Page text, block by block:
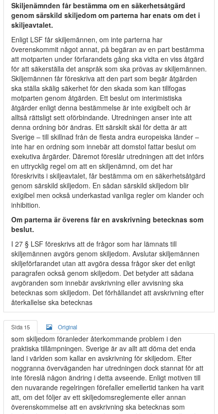
Skiljenämnden får bestämma om en säkerhetsåtgärd
genom särskild skiljedom om parterna har enats om det i
skiljeavtalet.
Enligt LSF får skiljemännen, om inte parterna har
överenskommit något annat, på begäran av en part bestämma
att motparten under förfarandets gång ska vidta en viss åtgärd
för att säkerställa det anspråk som ska prövas av skiljemännen.
Skiljemännen får föreskriva att den part som begär åtgärden
ska ställa skälig säkerhet för den skada som kan tillfogas
motparten genom åtgärden. Ett beslut om interimistiska
åtgärder enligt denna bestämmelse är inte exigibelt och är
alltså rättsligt sett oförbindande. Utredningen anser inte att
denna ordning bör ändras. Ett särskilt skäl för detta är att
Sverige – till skillnad från de flesta andra europeiska länder –
inte har en ordning som innebär att domstol fattar beslut om
exekutiva årgärder. Däremot föreslår utredningen att det införs
en uttrycklig regel om att en skiljenämnd, om det har
föreskrivits i skiljeavtalet, får bestämma om en säkerhetsåtgärd
genom särskild skiljedom. En sådan särskild skiljedom blir
exigibel men också underkastad vanliga regler om klander och
inhibition.
Om parterna är överens får en avskrivning betecknas som
beslut.
I 27 § LSF föreskrivs att de frågor som har lämnats till
skiljemännen avgörs genom skiljedom. Avslutar skiljemännen
skiljeförfarandet utan att avgöra dessa frågor sker det enligt
paragrafen också genom skiljedom. Det betyder att sådana
avgöranden som innebär avskrivning eller avvisning ska
betecknas som skiljedom. Det förhållandet att avskrivning efter
återkallelse ska betecknas
Sida 15 Original
som skiljedom föranleder återkommande problem i den
praktiska tillämpningen. Sverige är av allt att döma det enda
land i världen som kallar en avskrivning för skiljedom. Efter
noggranna överväganden har utredningen dock stannat för att
inte föreslå någon ändring i detta avseende. Enligt motiven till
den nuvarande regelringen förefaller emellertid tanken ha varit
att, om det följer av ett skiljedomsreglemente eller annan
överenskommelse att en avskrivning ska betecknas som